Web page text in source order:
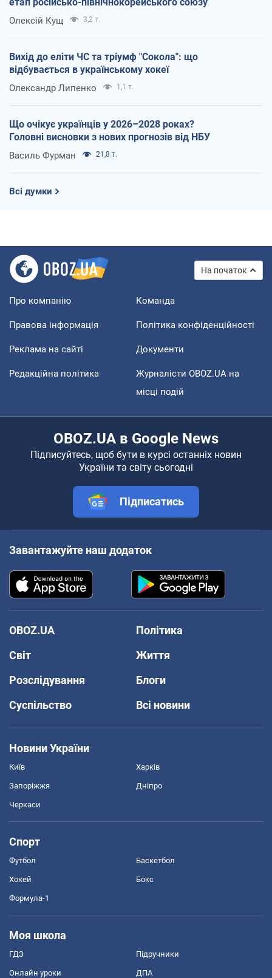
Олексій Кущ 3,2 т.
Вихід до еліти ЧС та тріумф "Сокола": що
відбувається в українському хокеї
Олександр Липенко 1,1 т.
Що очікує українців у 2026–2028 роках?
Головні висновки з нових прогнозів від НБУ
Василь Фурман 21,8 т.
Всі думки
На початок
Про компанію Команда
Правова інформація Політика конфіденційності
Реклама на сайті Документи
Редакційна політика
Журналісти OBOZ.UA на
місці подій
OBOZ.UA в Google News
Підписуйтесь, щоб бути в курсі останніх новин
України та світу сьогодні
Підписатись
Завантажуйте наш додаток
OBOZ.UA
Політика
Світ
Життя
Розслідування
Блоги
Суспільство
Всі новини
Новини України
Київ Харків
Запоріжжя Дніпро
Черкаси
Спорт
Футбол Баскетбол
Хокей Бокс
Формула-1
Моя школа
ГДЗ Підручники
Онлайн уроки ДПА